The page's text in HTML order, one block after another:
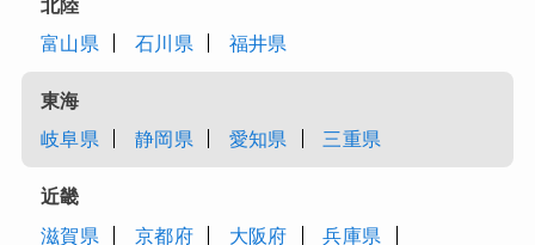
北陸
富山県
石川県 福井県
東海
岐阜県
静岡県 愛知県 三重県
近畿
滋賀県
京都府 大阪府
兵庫県